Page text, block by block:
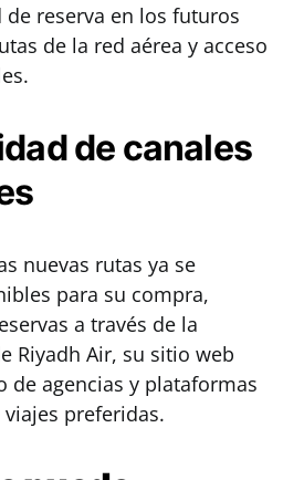
reserva en los futuros
de la red aérea y acceso
de canales
nuevas rutas ya se
para su compra,
a través de la
Riyadh Air, su sitio web
de agencias y plataformas
preferidas.